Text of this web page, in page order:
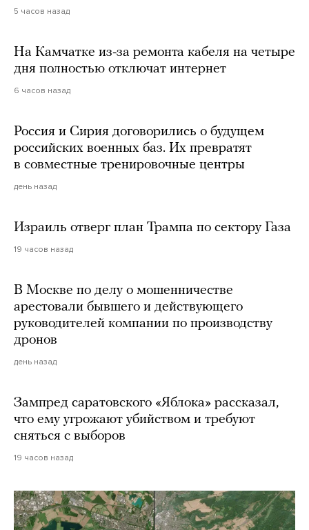
5 часов назад
На Камчатке из-за ремонта кабеля на четыре
дня полностью отключат интернет
6 часов назад
Россия и Сирия договорились о будущем
российских военных баз. Их превратят
в совместные тренировочные центры
день назад
Израиль отверг план Трампа по сектору Газа
19 часов назад
В Москве по делу о мошенничестве
арестовали бывшего и действующего
руководителей компании по производству
дронов
день назад
Зампред саратовского «Яблока» рассказал,
что ему угрожают убийством и требуют
сняться с выборов
19 часов назад